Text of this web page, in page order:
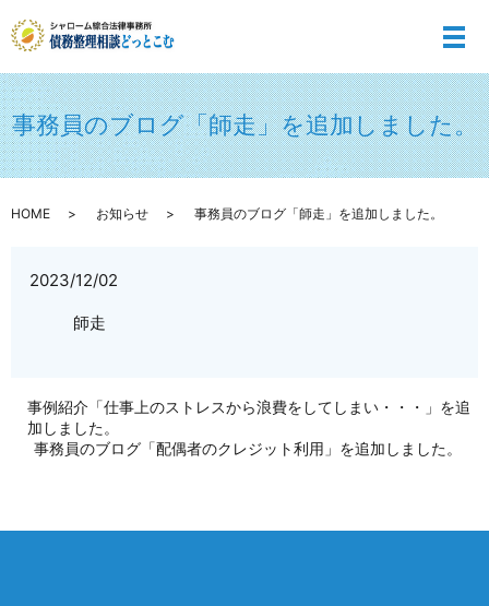
メ
事務員のブログ「師走」を追加しました。
HOME お知らせ 事務員のブログ「師走」を追加しました。
2023/12/02
師走
事例紹介「仕事上のストレスから浪費をしてしまい・・・」を追
加しました。
事務員のブログ「配偶者のクレジット利用」を追加しました。